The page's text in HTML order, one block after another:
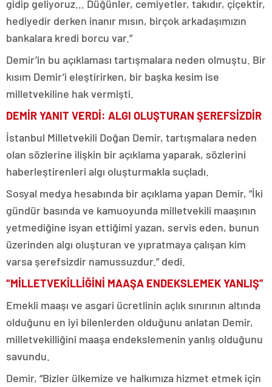
gidip geliyoruz… Düğünler, cemiyetler, takıdır, çiçektir,
hediyedir derken inanır mısın, birçok arkadaşımızın
bankalara kredi borcu var.”
Demir’in bu açıklaması tartışmalara neden olmuştu. Bir
kısım Demir’i eleştirirken, bir başka kesim ise
milletvekiline hak vermişti.
DEMİR YANIT VERDİ: ALGI OLUŞTURAN ŞEREFSİZDİR
İstanbul Milletvekili Doğan Demir, tartışmalara neden
olan sözlerine ilişkin bir açıklama yaparak, sözlerini
haberleştirenleri algı oluşturmakla suçladı.
Sosyal medya hesabında bir açıklama yapan Demir, “İki
gündür basında ve kamuoyunda milletvekili maaşının
yetmediğine isyan ettiğimi yazan, servis eden, bunun
üzerinden algı oluşturan ve yıpratmaya çalışan kim
varsa şerefsizdir namussuzdur.” dedi.
“MİLLETVEKİLLİĞİNİ MAAŞA ENDEKSLEMEK YANLIŞ”
Emekli maaşı ve asgari ücretlinin açlık sınırının altında
olduğunu en iyi bilenlerden olduğunu anlatan Demir,
milletvekilliğini maaşa endekslemenin yanlış olduğunu
savundu.
Demir, “Bizler ülkemize ve halkımıza hizmet etmek için